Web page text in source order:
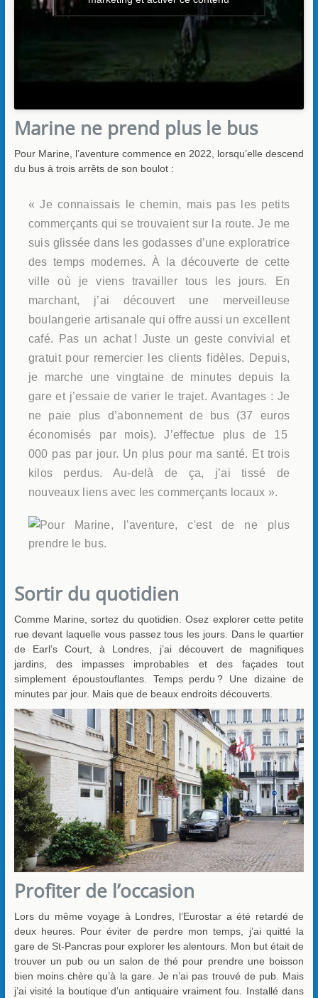
Marine ne prend plus le bus
Pour Marine, l’aventure commence en 2022, lorsqu’elle descend
du bus à trois arrêts de son boulot :
« Je connaissais le chemin, mais pas les petits
commerçants qui se trouvaient sur la route. Je me
suis glissée dans les godasses d’une exploratrice
des temps modernes. À la découverte de cette
ville où je viens travailler tous les jours. En
marchant, j’ai découvert une merveilleuse
boulangerie artisanale qui offre aussi un excellent
café. Pas un achat ! Juste un geste convivial et
gratuit pour remercier les clients fidèles. Depuis,
je marche une vingtaine de minutes depuis la
gare et j’essaie de varier le trajet. Avantages : Je
ne paie plus d’abonnement de bus (37 euros
économisés par mois). J’effectue plus de 15
000 pas par jour. Un plus pour ma santé. Et trois
kilos perdus. Au-delà de ça, j’ai tissé de
nouveaux liens avec les commerçants locaux ».
Sortir du quotidien
Comme Marine, sortez du quotidien. Osez explorer cette petite
rue devant laquelle vous passez tous les jours. Dans le quartier
de Earl’s Court, à Londres, j’ai découvert de magnifiques
jardins, des impasses improbables et des façades tout
simplement époustouflantes. Temps perdu ? Une dizaine de
minutes par jour. Mais que de beaux endroits découverts.
Profiter de l’occasion
Lors du même voyage à Londres, l’Eurostar a été retardé de
deux heures. Pour éviter de perdre mon temps, j’ai quitté la
gare de St-Pancras pour explorer les alentours. Mon but était de
trouver un pub ou un salon de thé pour prendre une boisson
bien moins chère qu’à la gare. Je n’ai pas trouvé de pub. Mais
j’ai visité la boutique d’un antiquaire vraiment fou. Installé dans